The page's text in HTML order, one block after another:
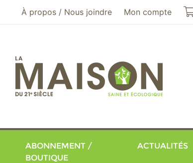
Aller au menu principal
Aller au contenu principal
À propos / Nous joindre Mon compte
ABONNEMENT /
BOUTIQUE
ACTUALITÉS